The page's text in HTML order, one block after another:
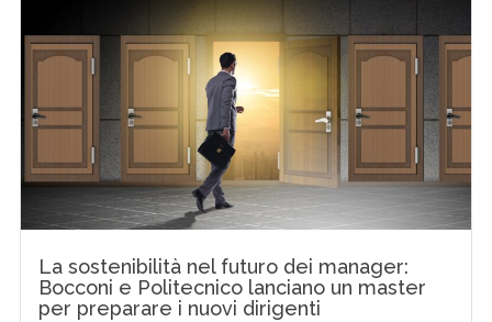
La sostenibilità nel futuro dei manager:
Bocconi e Politecnico lanciano un master
per preparare i nuovi dirigenti